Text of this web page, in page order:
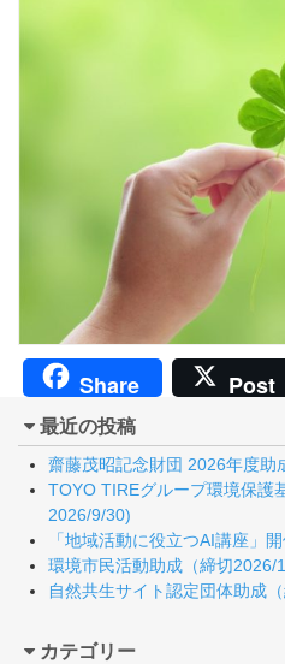
Share Post
最近の投稿
齋藤茂昭記念財団 2026年度助
TOYO TIREグループ環境保護
2026/9/30)
「地域活動に役立つAI講座」
環境市民活動助成（締切2026/
自然共生サイト認定団体助成
カテゴリー